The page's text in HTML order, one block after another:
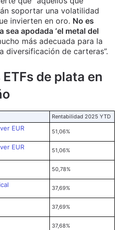
soportar una volatilidad
invierten en oro. No es
apodada ‘el metal del
más adecuada para la
diversificación de carteras”.
de plata en
Rentabilidad 2025 YTD
EUR
51,06%
EUR
51,06%
50,78%
37,69%
37,69%
37,68%